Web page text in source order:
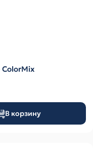
В корзину